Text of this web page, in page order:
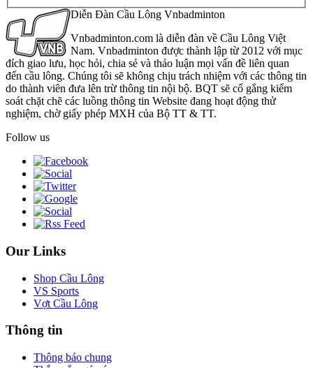
Diễn Đàn Cầu Lông Vnbadminton
Vnbadminton.com là diễn đàn về Cầu Lông Việt
Nam. Vnbadminton được thành lập từ 2012 với mục
đích giao lưu, học hỏi, chia sẻ và thảo luận mọi vấn đề liên quan
đến cầu lông. Chúng tôi sẽ không chịu trách nhiệm với các thông tin
do thành viên đưa lên trừ thông tin nội bộ. BQT sẽ cố gắng kiểm
soát chặt chẽ các luồng thông tin Website đang hoạt động thử
nghiệm, chờ giấy phép MXH của Bộ TT & TT.
Follow us
Our Links
Shop Cầu Lông
VS Sports
Vợt Cầu Lông
Thông tin
Thông báo chung